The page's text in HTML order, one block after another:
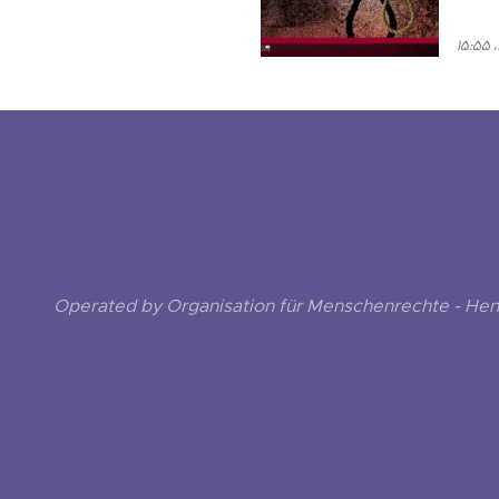
Operated by Organisation für Menschenrechte -